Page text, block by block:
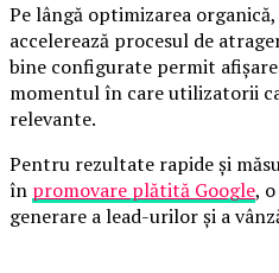
Pe lângă optimizarea
accelerează procesul de
bine configurate permit
momentul în care utilizatorii
relevante.
Pentru rezultate rapide și
în promovare plătită Google,
generare a lead-urilor și a